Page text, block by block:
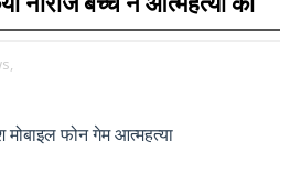
मोबाइल फोन गेम आत्महत्या